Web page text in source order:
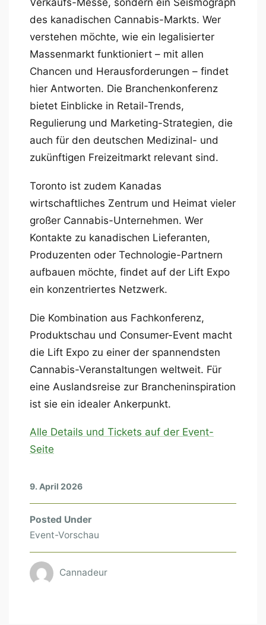
Verkaufs-Messe, sondern ein Seismograph
des kanadischen Cannabis-Markts. Wer
verstehen möchte, wie ein legalisierter
Massenmarkt funktioniert – mit allen
Chancen und Herausforderungen – findet
hier Antworten. Die Branchenkonferenz
bietet Einblicke in Retail-Trends,
Regulierung und Marketing-Strategien, die
auch für den deutschen Medizinal- und
zukünftigen Freizeitmarkt relevant sind.
Toronto ist zudem Kanadas
wirtschaftliches Zentrum und Heimat vieler
großer Cannabis-Unternehmen. Wer
Kontakte zu kanadischen Lieferanten,
Produzenten oder Technologie-Partnern
aufbauen möchte, findet auf der Lift Expo
ein konzentriertes Netzwerk.
Die Kombination aus Fachkonferenz,
Produktschau und Consumer-Event macht
die Lift Expo zu einer der spannendsten
Cannabis-Veranstaltungen weltweit. Für
eine Auslandsreise zur Brancheninspiration
ist sie ein idealer Ankerpunkt.
Alle Details und Tickets auf der Event-
Seite
9. April 2026
Posted Under
Event-Vorschau
Cannadeur